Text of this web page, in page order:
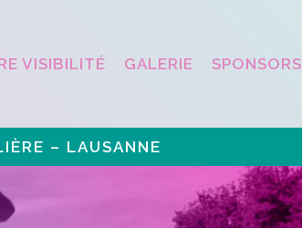
VISIBILITÉ GALERIE SPONSORS
– LAUSANNE